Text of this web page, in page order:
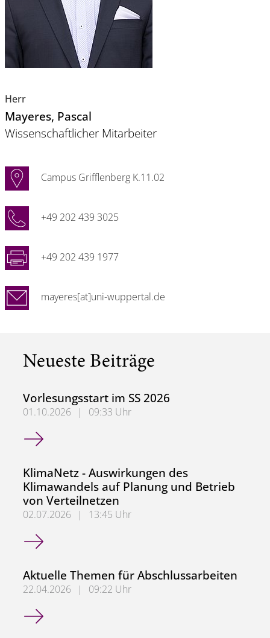
Herr
Mayeres, Pascal
Wissenschaftlicher Mitarbeiter
Campus Grifflenberg K.11.02
+49 202 439 3025
+49 202 439 1977
mayeres[at]uni-wuppertal.de
Neueste Beiträge
Vorlesungsstart im SS 2026
01.10.2026 |
09:33 Uhr
Vorlesungsstart im SS 2026
KlimaNetz - Auswirkungen des
Klimawandels auf Planung und Betrieb
von Verteilnetzen
02.07.2026 |
13:45 Uhr
KlimaNetz - Auswirkungen des Klimawandels auf
Aktuelle Themen für Abschlussarbeiten
22.04.2026 |
09:22 Uhr
Aktuelle Themen für Abschlussarbeiten